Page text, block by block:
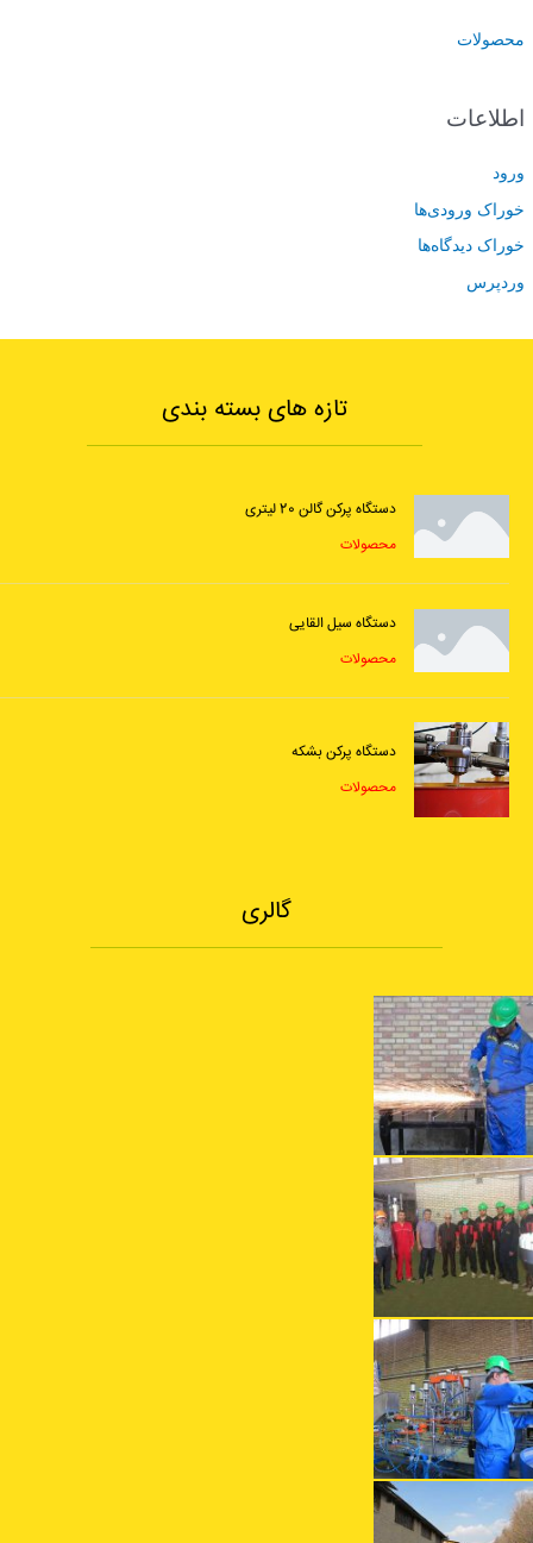
محصولات
اطلاعات
ورود
خوراک ورودی‌ها
خوراک دیدگاه‌ها
وردپرس
تازه های بسته بندی
دستگاه پرکن گالن 20 لیتری
محصولات
دستگاه سیل القایی
محصولات
دستگاه پرکن بشکه
محصولات
گالری